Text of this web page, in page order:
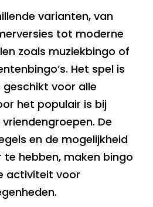
varianten, van
tot moderne
zoals muziekbingo of
Het spel is
voor alle
het populair is bij
De
en de mogelijkheid
te hebben, maken bingo
activiteit voor